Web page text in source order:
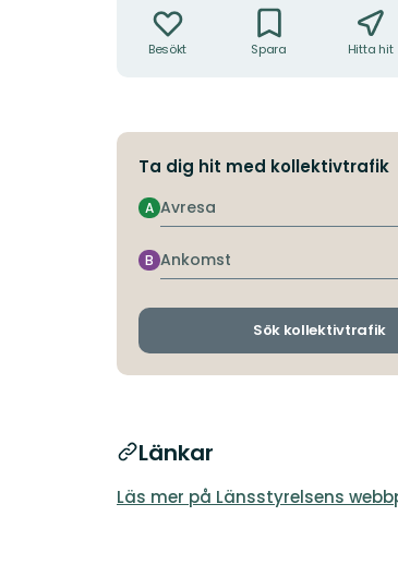
Besökt Spara Hitta hit
Ta dig hit med kollektivtrafik
Avresa
A
Ankomst
B
Sök kollektivtrafik
Länkar
Läs mer på Länsstyrelsens